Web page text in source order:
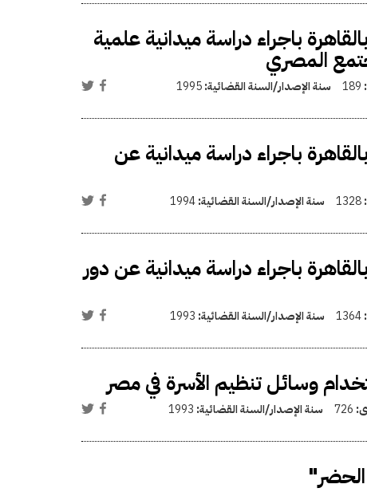
باجراء دراسة ميدانية علمية
المصري
189 سنة الإصدار/السنة القضائية:1995
باجراء دراسة ميدانية عن
1328 سنة الإصدار/السنة القضائية:1994
باجراء دراسة ميدانية عن دور
1364 سنة الإصدار/السنة القضائية: 1993
وسائل تنظيم الأسرة في مصر
726 سنة الإصدار/السنة القضائية: 1993